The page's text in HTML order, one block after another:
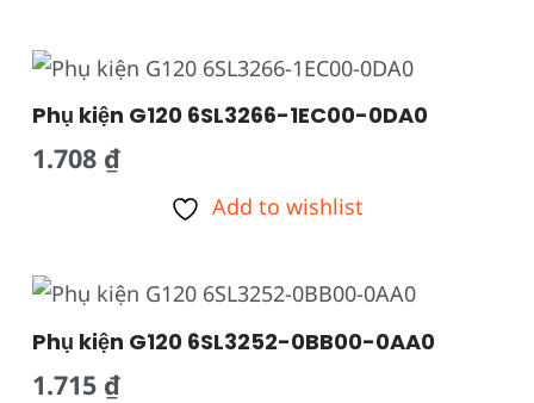
Phụ kiện G120 6SL3266-1EC00-0DA0
1.708 ₫
Add to wishlist
Phụ kiện G120 6SL3252-0BB00-0AA0
1.715 ₫